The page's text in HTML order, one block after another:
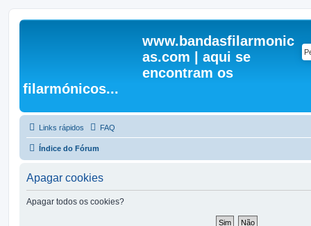
www.bandasfilarmonic
as.com | aqui se
encontram os
filarmónicos...
Links rápidos FAQ
Índice do Fórum
Apagar cookies
Apagar todos os cookies?